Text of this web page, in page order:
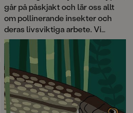
går på påskjakt och lär oss allt
om pollinerande insekter och
deras livsviktiga arbete. Vi
återser de älskade
spöksystrarna och möter
Stephanie, Sven och de andra i
den avslutande delen om
Skurkskolan. Och så får vi ta del
av roliga, fina, pinsamma, knasiga
berättelser om att göra sexdebut.